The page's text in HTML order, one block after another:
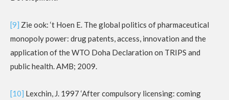
[9] Zie ook: ‘t Hoen E. The global politics of pharmaceutical
monopoly power: drug patents, access, innovation and the
application of the WTO Doha Declaration on TRIPS and
public health. AMB; 2009.
[10] Lexchin, J. 1997 ‘After compulsory licensing: coming